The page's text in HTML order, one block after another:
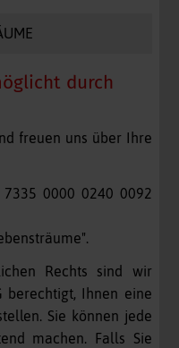
durch
freuen uns über Ihre
7335 0000 0240 0092
Rechts sind wir
berechtigt, Ihnen eine
Sie können jede
machen. Falls Sie